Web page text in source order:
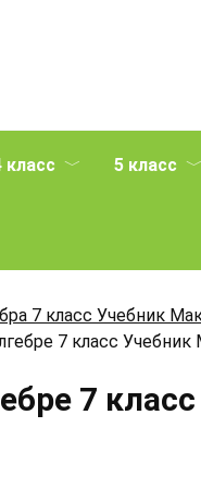
класс 5 класс
7 класс Учебник
7 класс
7